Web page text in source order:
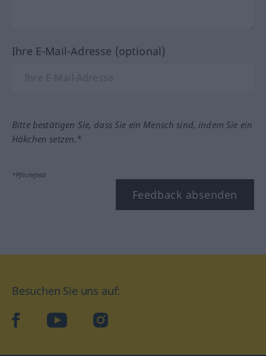
Ihre E-Mail-Adresse (optional)
Bitte bestätigen Sie, dass Sie ein Mensch sind, indem Sie ein
Häkchen setzen.*
*Pflichtfeld
Feedback absenden
Besuchen Sie uns auf:
facebookYouTube Instagram